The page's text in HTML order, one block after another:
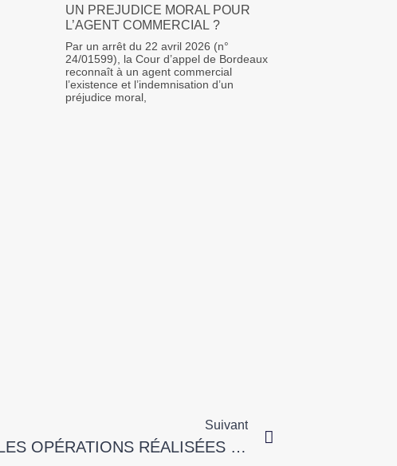
UN PREJUDICE MORAL POUR
L’AGENT COMMERCIAL ?
Par un arrêt du 22 avril 2026 (n°
24/01599), la Cour d’appel de Bordeaux
reconnaît à un agent commercial
l’existence et l’indemnisation d’un
préjudice moral,
Suivant
LES COMMISSIONS SUR LES OPÉRATIONS RÉALISÉES DANS L’UNIVERS CONFIÉ À L’AGENT COMMERCIAL